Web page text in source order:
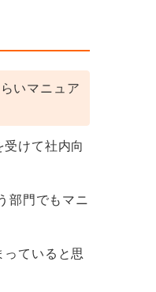
いマニュア
けて社内向
部門でもマニ
ていると思